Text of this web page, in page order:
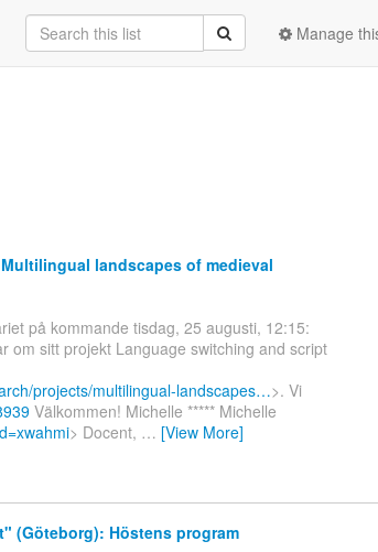
Manage
landscapes of medieval
på kommande tisdag, 25 augusti, 12:15:
om sitt projekt Language switching and script
projects/multilingual-landscapes…>. Vi
Välkommen! Michelle ***** Michelle
> Docent, … [View More]
(Göteborg): Höstens program